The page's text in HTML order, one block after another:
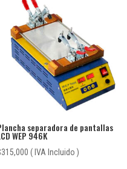
separadora de pantallas
WEP 946K
315,000 ( IVA Incluido )